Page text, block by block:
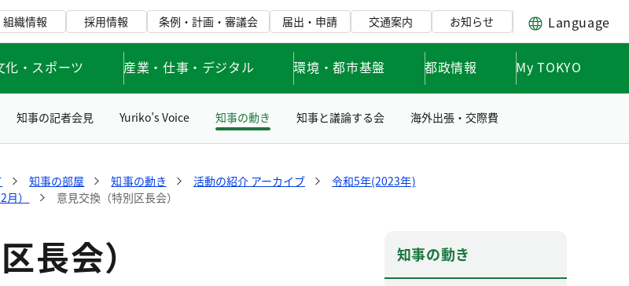
組織情報 採用情報 条例・計画・審議会 届出・申請 交通案内 お知らせ Language
化・スポーツ 産業・仕事・デジタル 環境・都市基盤 都政情報 My TOKYO
知事の記者会見 Yuriko’s Voice 知事の動き 知事と議論する会 海外出張・交際費
知事の部屋 知事の動き 活動の紹介 アーカイブ
令和5年(2023年)
）
意見交換（特別区長会）
長会） 知事の動き